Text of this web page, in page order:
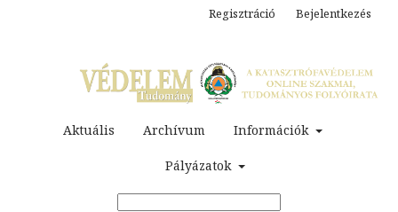
Aktuális Archívum Információk
Pályázatok
Regisztráció Bejelentkezés